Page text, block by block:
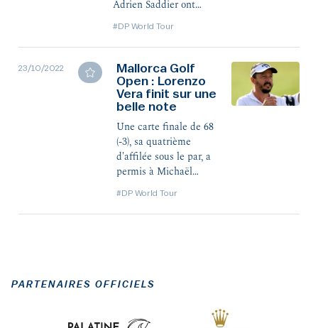
2023.
Adrien Saddier ont
prochaine sur la
première division
européenne, ce
mercredi à l’issue des
six tours de l’épreuve
des cartes. Le premier
de la liste a même pris
une belle 2e place, à
deux coups du
#DP World Tour
23/10/2022
Mallorca Golf
Open : Lorenzo
Vera finit sur une
belle note
Une carte finale de 68
(-3), sa quatrième
d'affilée sous le par, a
permis à Michaël
la 16e place du
#DP World Tour
PARTENAIRES OFFICIELS